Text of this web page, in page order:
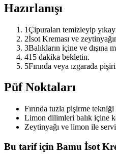
Hazırlanışı
1Çipuraları temizleyip
2İsot Kreması ve
3Balıkların içine ve dışına
415 dakika bekletin.
5Fırında veya ızgarada
Püf Noktaları
Fırında tuzla pişirme
Limon dilimleri balık içine
Zeytinyağı ve limon ile
Bu tarif için Bamu İsot